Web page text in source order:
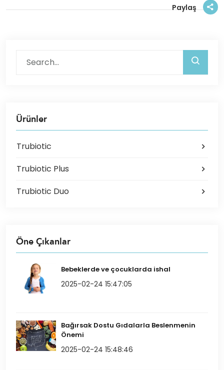
Paylaş
Ürünler
Trubiotic
Trubiotic Plus
Trubiotic Duo
Öne Çıkanlar
Bebeklerde ve çocuklarda ishal
2025-02-24 15:47:05
Bağırsak Dostu Gıdalarla Beslenmenin
Önemi
2025-02-24 15:48:46